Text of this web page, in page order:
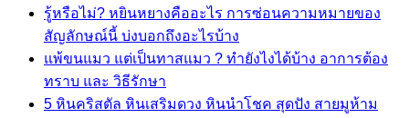
รู้หรือไม่? หยินหยางคืออะไร การซ่อนความหมายของ
สัญลักษณ์นี้ บ่งบอกถึงอะไรบ้าง
แพ้ขนแมว แต่เป็นทาสแมว ? ทำยังไงได้บ้าง อาการต้อง
ทราบ และ วิธีรักษา
5 หินคริสตัล หินเสริมดวง หินนำโชค สุดปัง สายมูห้าม